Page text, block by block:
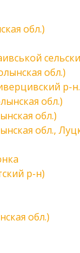
обл.)
обл.)
р-
обл.)
обл.)
обл.,
р-н)
обл.)